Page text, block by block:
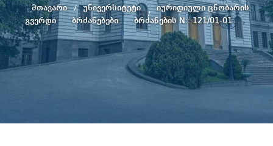
მთავარი უნივერსიტეტი
იურიდიული ცნობარის
გვერდი
ბრძანებები ბრძანების N:: 121/01-01